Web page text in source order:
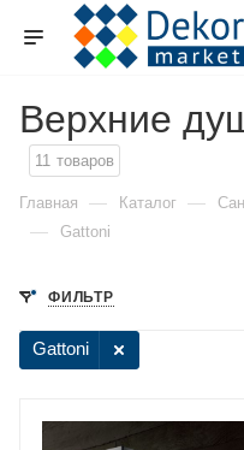
Верхние
11 товаров
Главная — Каталог —
— Gattoni
ФИЛЬТР
Gattoni